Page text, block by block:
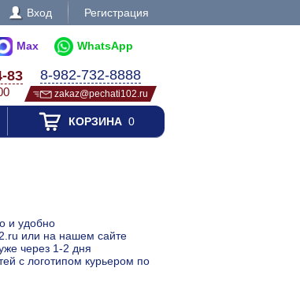
Вход Регистрация
Max WhatsApp
83 8-982-732-8888
zakaz@pechati102.ru
КОРЗИНА0
и удобно
или на нашем сайте
через 1-2 дня
с логотипом курьером по